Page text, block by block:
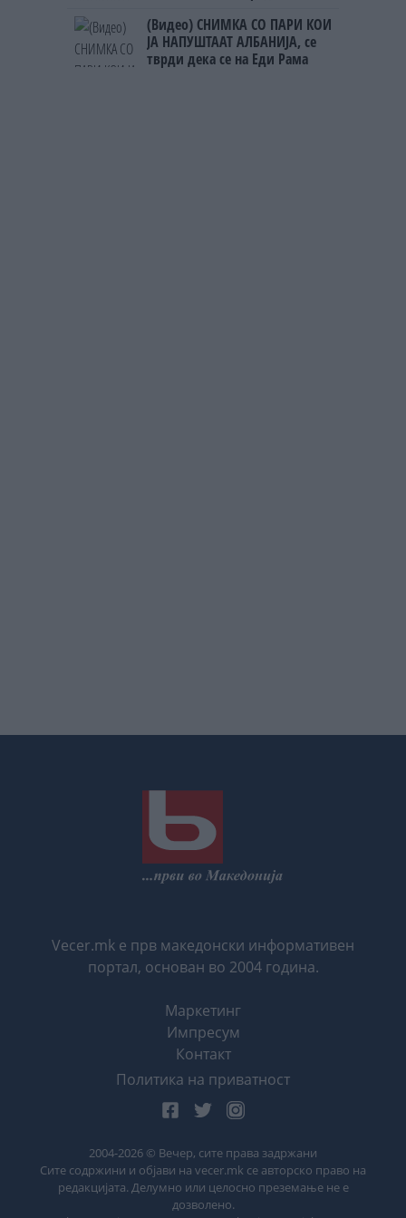
(Видео) СНИМКА СО ПАРИ КОИ
ЈА НАПУШТААТ АЛБАНИЈА, се
тврди дека се на Еди Рама
Vecer.mk е прв македонски информативен
портал, основан во 2004 година.
Маркетинг
Импресум
Контакт
Политика на приватност
2004-2026 © Вечер, сите права задржани
Сите содржини и објави на vecer.mk се авторско право на
редакцијата. Делумно или целосно преземање не е
дозволено.